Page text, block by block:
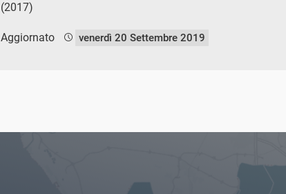
(2017)
Aggiornato venerdì 20 Settembre 2019